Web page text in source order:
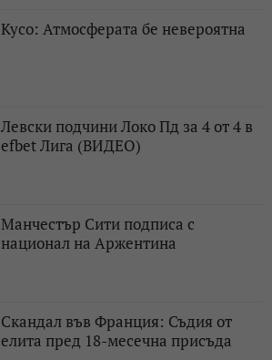
Кусо: Атмосферата бе невероятна
Левски подчини Локо Пд за 4 от 4 в
efbet Лига (ВИДЕО)
Манчестър Сити подписа с
национал на Аржентина
Скандал във Франция: Съдия от
елита пред 18-месечна присъда